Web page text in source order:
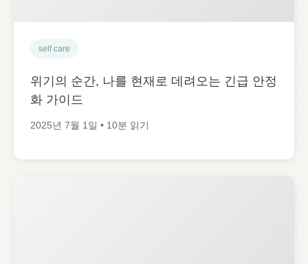
self care
위기의 순간, 나를 현재로 데려오는 긴급 안정
화 가이드
2025년 7월 1일 • 10분 읽기